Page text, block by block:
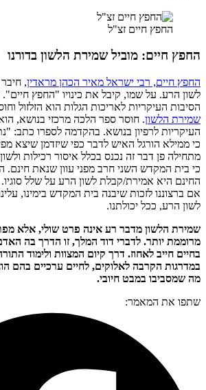
החפץ חיים זצ"ל
החפץ חיים: מוביל שמירת הלשון בדורנו
החפץ חיים, רבי ישראל מאיר הכהן מראדין,
לשון הרע. על שמו, קיבל את כינויו "החפץ
הסיבות העיקריות לאריכות הגלות הוא הזלזול
שמירת הלשון. חוסר ספר הלכה מרכזי בנושא,
העיקריות לרפיון בנושא. בהקדמה לספרו כתב:
כי ממילא הורגל האיש לדבר כפי שיזדמן שיצא
מתחילה פן דבר זה נכנס בכלל איסור רכילות
כי בית המקדש השני חרב מפני עוון שנאת
החינם היא אמירת/קבלת לשון הרע על שלל סוגיו.
אם ברצוננו לזכות שיבנה בית המקדש בימינו,
לשון הרע, ככל יכולתנו.
שמירת הלשון מדבר רע אינה פרט שולי, אלא
מרוממת יותר. לדברי דוד המלך, זו הדרך בה
בחיים חייב לאחוז. דרך קיום המצוות ולימוד
במדרגות הקרבה לאלוקים, לחיים ערכיים בהם
מה שמסביבו במבט חיובי.
שתפו את המאמר: